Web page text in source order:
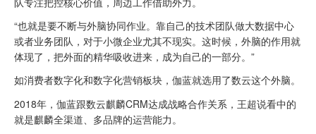
“也就是要不断与外脑协同作业。靠自己的技术团队做大数据中心
或者业务团队，对于小微企业尤其不现实。这时候，外脑的作用就
体现了，把外面的精华吸收进来，成为自己的一部分。”
如消费者数字化和数字化营销板块，伽蓝就选用了数云这个外脑。
2018年，伽蓝跟数云麒麟CRM达成战略合作关系，王超说看中的
就是麒麟全渠道、多品牌的运营能力。